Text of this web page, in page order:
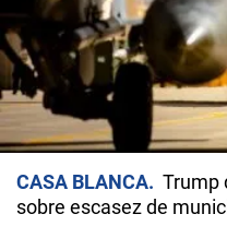
CASA BLANCA
Trump
sobre escasez de